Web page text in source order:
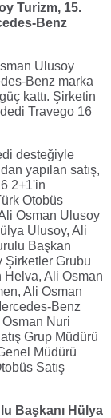
Turizm, 15.
Benz
Ulusoy
Benz marka
kattı. Şirketin
Travego 16
desteğiyle
yapılan satış,
2+1'in
Otobüs
Osman Ulusoy
Ulusoy, Ali
Başkan
Şirketler Grubu
Helva, Ali Osman
Ali Osman
Benz
Nuri
Grup Müdürü
Müdürü
Satış
Başkanı Hülya